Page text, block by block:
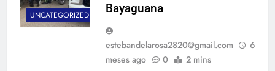
UNCATEGORIZED
Bayaguana
estebandelarosa2820@gmail.com
6
meses ago
0 2 mins